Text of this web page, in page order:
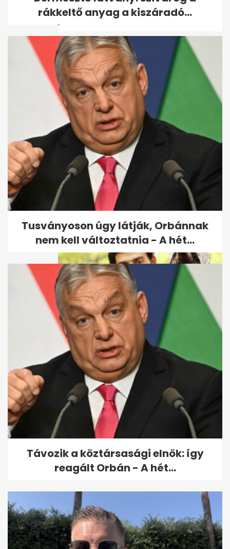
pénteken záporok, zivatarok
jönnek
Jaylen Brown: elhajítottam a
telefonom, amikor Bostonból...
Szécsi Pál-kvíz: mennyire
emlékszel a legendás énekes...
rákkeltő anyag a kiszáradó...
Tusványoson úgy látják, Orbánnak
nem kell változtatnia - A hét...
Távozik a köztársasági elnök: így
reagált Orbán - A hét...